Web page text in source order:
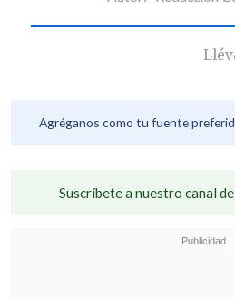
Agréganos como tu fuente
Suscríbete a nuestro canal de